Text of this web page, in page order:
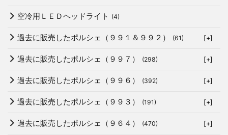
空冷用ＬＥＤヘッドライト (4)
過去に販売したポルシェ（９９１＆９９２） (61) [+]
過去に販売したポルシェ（９９７） (298) [+]
過去に販売したポルシェ（９９６） (392) [+]
過去に販売したポルシェ（９９３） (191) [+]
過去に販売したポルシェ（９６４） (470) [+]